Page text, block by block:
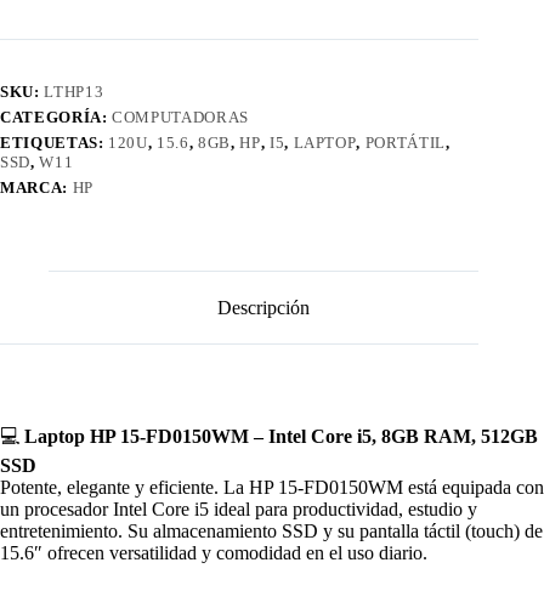
SKU:LTHP13
CATEGORÍA:COMPUTADORAS
ETIQUETAS: 120U, 15.6, 8GB,HP, I5, LAPTOP, PORTÁTIL,
SSD,W11
MARCA: HP
Descripción
💻 Laptop HP 15-FD0150WM – Intel Core i5, 8GB RAM, 512GB
SSD
Potente, elegante y eficiente. La HP 15-FD0150WM está equipada con
un procesador Intel Core i5 ideal para productividad, estudio y
entretenimiento. Su almacenamiento SSD y su pantalla táctil (touch) de
15.6″ ofrecen versatilidad y comodidad en el uso diario.